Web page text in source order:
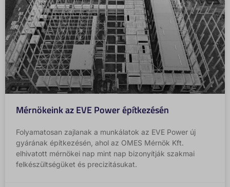
Mérnökeink az EVE Power építkezésén
Folyamatosan zajlanak a munkálatok az EVE Power új
gyárának építkezésén, ahol az OMES Mérnök Kft.
elhivatott mérnökei nap mint nap bizonyítják szakmai
felkészültségüket és precizitásukat.